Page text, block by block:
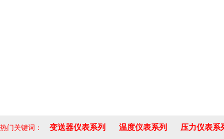
热门关键词： 变送器仪表系列 温度仪表系列 压力仪表系